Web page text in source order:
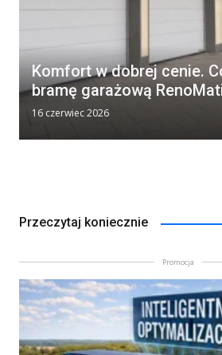
Komfort w dobrej cenie.
bramę garażową
16 czerwiec 2026
Przeczytaj koniecznie
Promocja